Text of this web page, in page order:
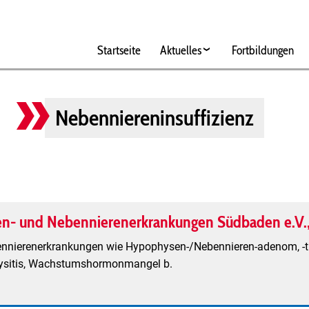
Startseite Aktuelles Fortbildungen
Nebenniereninsuffizienz
und Nebennierenerkrankungen Südbaden
wie Hypophysen-/Nebennieren-adenom,
Wachstumshormonmangel b.